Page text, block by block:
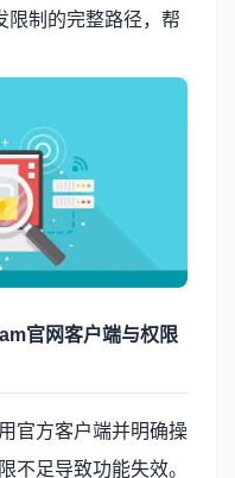
限制的完整路径，帮
官网客户端与权限
官方客户端并明确操
不足导致功能失效。